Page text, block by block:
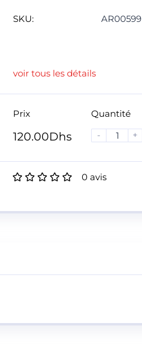
SKU: AR00599
voir tous les détails
Prix
120.00Dhs
Quantité
-
+
0 avis